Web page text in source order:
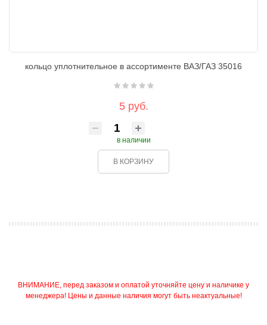
кольцо уплотнительное в ассортименте ВАЗ/ГАЗ 35016
5 руб.
в наличии
В КОРЗИНУ
ВНИМАНИЕ, перед заказом и оплатой уточняйте цену и наличике у
менеджера! Цены и данные наличия могут быть неактуальные!